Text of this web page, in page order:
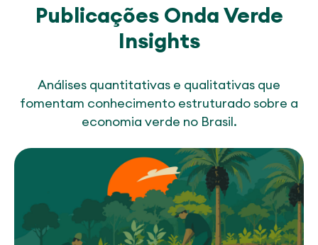
Publicações Onda Verde
Insights
Análises quantitativas e qualitativas que
fomentam conhecimento estruturado sobre a
economia verde no Brasil.